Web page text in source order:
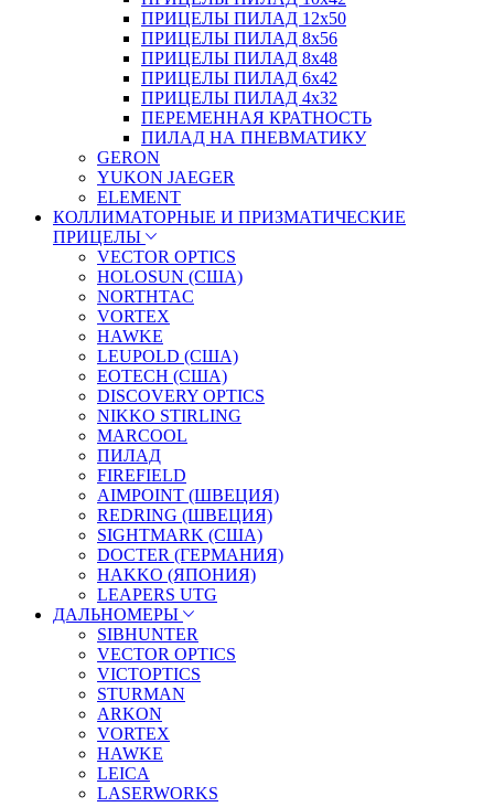
ПРИЦЕЛЫ ПИЛАД 12х50
ПРИЦЕЛЫ ПИЛАД 8х56
ПРИЦЕЛЫ ПИЛАД 8х48
ПРИЦЕЛЫ ПИЛАД 6х42
ПРИЦЕЛЫ ПИЛАД 4х32
ПЕРЕМЕННАЯ КРАТНОСТЬ
ПИЛАД НА ПНЕВМАТИКУ
GERON
YUKON JAEGER
ELEMENT
КОЛЛИМАТОРНЫЕ И ПРИЗМАТИЧЕСКИЕ
ПРИЦЕЛЫ
VECTOR OPTICS
HOLOSUN (США)
NORTHTAC
VORTEX
HAWKE
LEUPOLD (США)
EOTECH (США)
DISCOVERY OPTICS
NIKKO STIRLING
MARCOOL
ПИЛАД
FIREFIELD
AIMPOINT (ШВЕЦИЯ)
REDRING (ШВЕЦИЯ)
SIGHTMARK (США)
DOCTER (ГЕРМАНИЯ)
HAKKO (ЯПОНИЯ)
LEAPERS UTG
ДАЛЬНОМЕРЫ
SIBHUNTER
VECTOR OPTICS
VICTOPTICS
STURMAN
ARKON
VORTEX
HAWKE
LEICA
LASERWORKS